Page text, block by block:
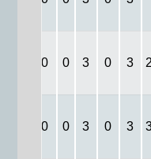
0 0 3 0 3
0 0 3 0 3